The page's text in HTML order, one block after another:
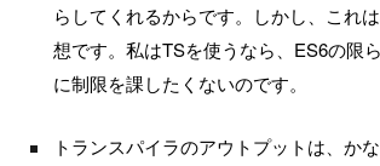
らしてくれるからです。しかし、これ
想です。私はTSを使うなら、ES6の限
に制限を課したくないのです。
トランスパイラのアウトプットは、か